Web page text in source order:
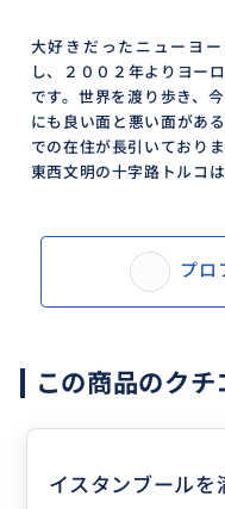
大好きだったニューヨ
し、２００２年よりヨー
です。世界を渡り歩き、
にも良い面と悪い面があ
での在住が長引いておりま
東西文明の十字路トルコ
プロ
この商品のクチ
イスタンブールを